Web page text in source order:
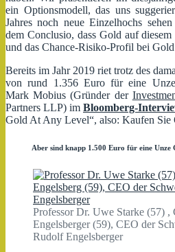
ein Optionsmodell, das uns
Jahres noch neue Einzelhochs
dem Conclusio, dass Gold auf
und das Chance-Risiko-Profil bei
Bereits im Jahr 2019 riet trotz des
von rund 1.356 Euro für eine Unze
Mark Mobius (Gründer der
Partners LLP) im Bloomberg-
Gold At Any Level“, also: Kaufen Sie
Aber sind knapp 1.500 Euro für eine Unze
Professor Dr. Uwe Starke (57)
Engelsberger (59), CEO der
Rudolf Engelsberger